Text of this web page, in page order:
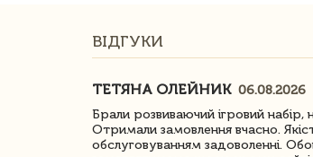
ВІДГУКИ
ТЕТЯНА ОЛЕЙНИК 06.08.2026
Брали розвиваючий ігровий набір,
Отримали замовлення вчасно.
обслуговуванням задоволенні.